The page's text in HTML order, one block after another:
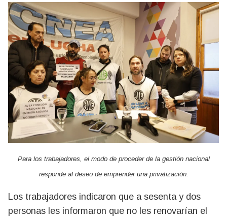
Para los trabajadores, el modo de proceder de la gestión nacional
responde al deseo de emprender una privatización.
Los trabajadores indicaron que a sesenta y dos
personas les informaron que no les renovarían el